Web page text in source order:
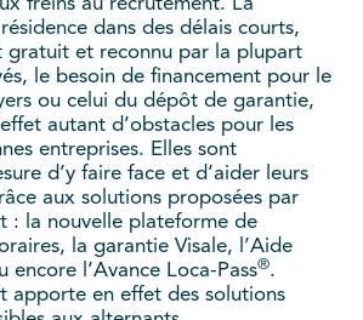
freins au recrutement. La
dans des délais courts,
gratuit et reconnu par la plupart
le besoin de financement pour le
ou celui du dépôt de garantie,
autant d’obstacles pour les
entreprises. Elles sont
d’y faire face et d’aider leurs
aux solutions proposées par
: la nouvelle plateforme de
la garantie Visale, l’Aide
encore l’Avance Loca-Pass®.
apporte en effet des solutions